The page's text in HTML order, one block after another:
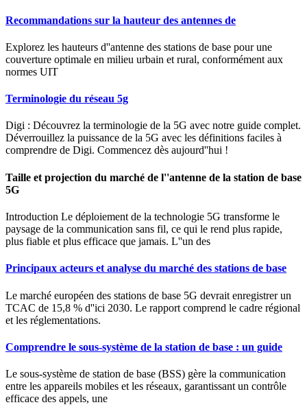
Recommandations sur la hauteur des antennes de
Explorez les hauteurs d''antenne des stations de base pour une
couverture optimale en milieu urbain et rural, conformément aux
normes UIT
Terminologie du réseau 5g
Digi : Découvrez la terminologie de la 5G avec notre guide complet.
Déverrouillez la puissance de la 5G avec les définitions faciles à
comprendre de Digi. Commencez dès aujourd''hui !
Taille et projection du marché de l''antenne de la station de base
5G
Introduction Le déploiement de la technologie 5G transforme le
paysage de la communication sans fil, ce qui le rend plus rapide,
plus fiable et plus efficace que jamais. L''un des
Principaux acteurs et analyse du marché des stations de base
Le marché européen des stations de base 5G devrait enregistrer un
TCAC de 15,8 % d''ici 2030. Le rapport comprend le cadre régional
et les réglementations.
Comprendre le sous-système de la station de base : un guide
Le sous-système de station de base (BSS) gère la communication
entre les appareils mobiles et les réseaux, garantissant un contrôle
efficace des appels, une